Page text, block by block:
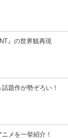
』の世界観再現
題作が勢ぞろい！
メを一挙紹介！